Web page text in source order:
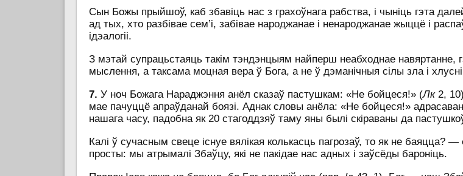
Сын Божы прыйшоў, каб збавіць нас з грахоўнага рабства, і чыніць гэта
ад тых, хто разбівае сем’і, забівае народжанае і ненароджанае жыццё і
ідэалогіі.
З мэтай супрацьстаяць такім тэндэнцыям найперш неабходнае навяртанне,
мыслення, а таксама моцная вера ў Бога, а не ў дэманічныя сілы зла і
7. У ноч Божага Нараджэння анёл сказаў пастушкам: «Не бойцеся!» (Лк2,
мае пачуццё апраўданай боязі. Аднак словы анёла: «Не бойцеся!»
нашага часу, падобна як 20 стагоддзяў таму яны былі скіраваны да
Калі ў сучасным свеце існуе вялікая колькасць пагрозаў, то як не баяцца?
просты: мы атрымалі Збаўцу, які не пакідае нас адных і заўсёды бароніць.